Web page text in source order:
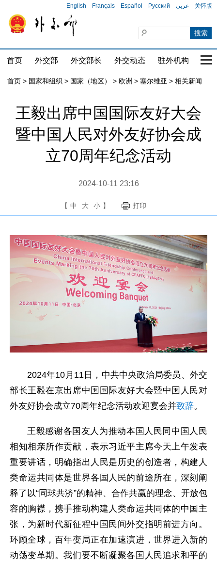
English Français Español Русский عربي 关怀版
首页 外交部 外交部长 外交动态 驻外机构 国
首页 > 国家和组织 > 国家（地区） > 欧洲 > 塞尔维亚 > 相关新闻
王毅出席中国国际友好大会
暨中国人民对外友好协会成
立70周年纪念活动
2024-10-11 23:16
【 中 大 小 】 打印
2024年10月11日，中共中央政治局委员、外交
部长王毅在京出席中国国际友好大会暨中国人民对
外友好协会成立70周年纪念活动欢迎宴会并致辞。
王毅感谢各国友人为推动本国人民同中国人民
相知相亲所作贡献，表示习近平主席今天上午发表
重要讲话，明确指出人民是历史的创造者，构建人
类命运共同体是世界各国人民的前途所在，深刻阐
释了以“同球共济”的精神、合作共赢的理念、开放包
容的胸襟，携手推动构建人类命运共同体的中国主
张，为新时代新征程中国民间外交指明前进方向。
环顾全球，百年变局正在加速演进，世界进入新的
动荡变革期。我们要不断凝聚各国人民追求和平的